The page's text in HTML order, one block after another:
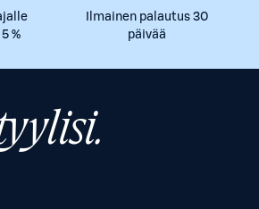
%
Ilmainen palautus 30
päivää